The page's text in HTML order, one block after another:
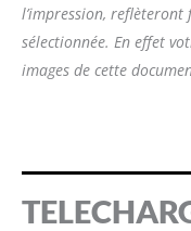
l’impression,
sélectionnée. En effet
images de cette